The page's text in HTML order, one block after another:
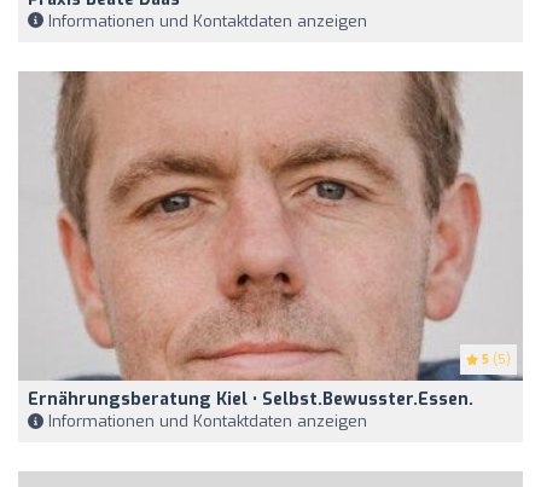
Informationen und Kontaktdaten anzeigen
5 (5)
Ernährungsberatung Kiel • Selbst.Bewusster.Essen.
Informationen und Kontaktdaten anzeigen